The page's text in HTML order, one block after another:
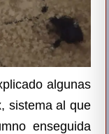
algunas
sistema al que
enseguida